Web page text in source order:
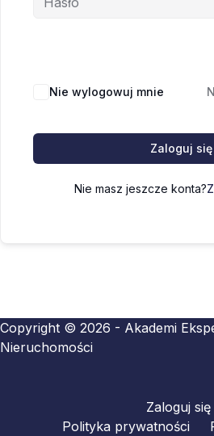
Nie wylogowuj mnie
Zaloguj się
Nie masz jeszcze konta?
Copyright © 2026 - Akademi
Nieruchomości
Zaloguj się
Polityka prywatności